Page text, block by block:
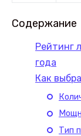
Содержание
Рейтинг
года
Как
Тип